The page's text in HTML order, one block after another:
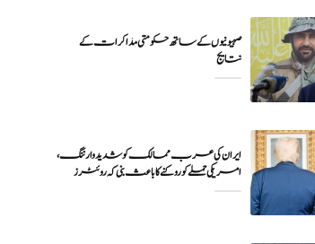
صہیونیوں کے ساتھ حکومتی مذاکرات کے
نتایج
ایران کی عرب ممالک کو شدید وارننگ،
امریکی حملے کو روکنے کا باعث بنی کہ روئٹرز